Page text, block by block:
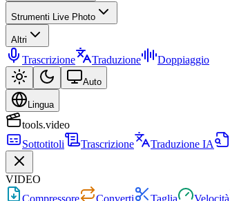
Strumenti Live Photo
Altri
Trascrizione Traduzione Doppiaggio
Auto
Lingua
tools.video
Sottotitoli
Trascrizione Traduzione IA
VIDEO
Compressore
Converti Taglia Velocità